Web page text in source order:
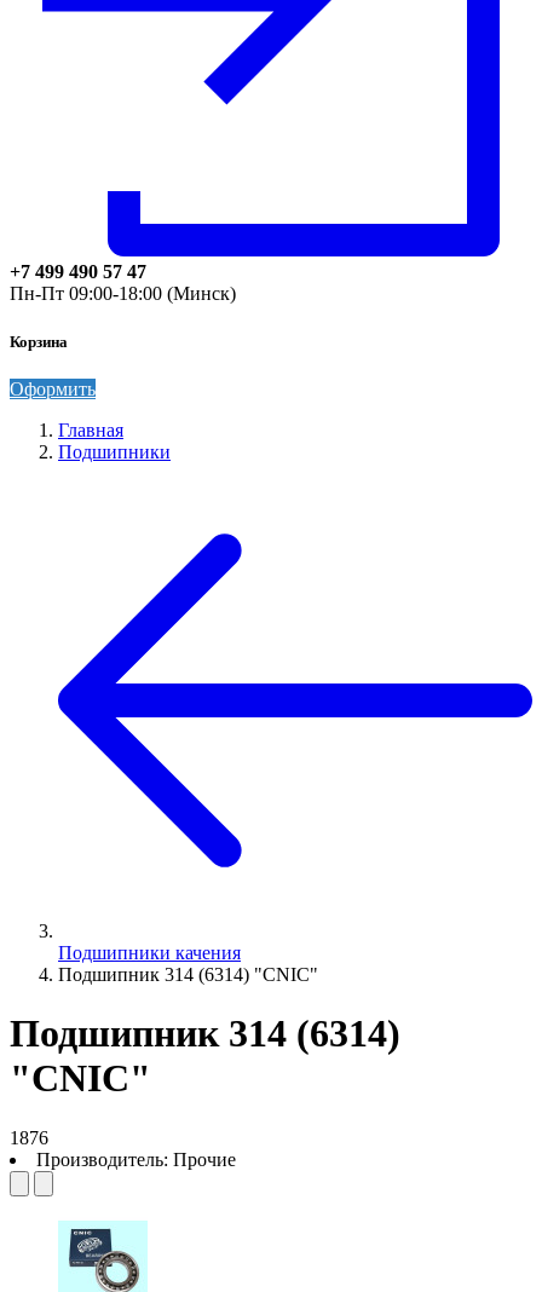
+7 499 490 57 47
Пн-Пт 09:00-18:00 (Минск)
Корзина
Оформить
Главная
Подшипники
Подшипники качения
Подшипник 314 (6314) "CNIC"
Подшипник 314 (6314)
"CNIC"
1876
Производитель: Прочие